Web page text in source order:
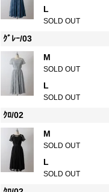
L
SOLD OUT
ｸﾞﾚｰ/03
M
SOLD OUT
L
SOLD OUT
ｸﾛ/02
M
SOLD OUT
L
SOLD OUT